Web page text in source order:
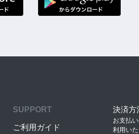
SUPPORT
ご利用ガイド
決済方
お支払
利用い